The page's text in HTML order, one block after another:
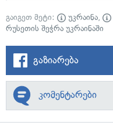
გაიგეთ მეტი: უკრაინა,
რუსეთის შეჭრა უკრაინაში
გაზიარება
კომენტარები